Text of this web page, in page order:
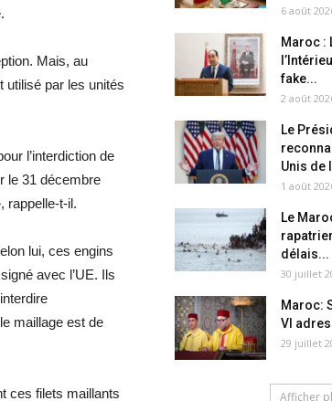
Mais, au
utilisé par les unités
l’interdiction de
le 31 décembre
rappelle-t-il.
lui, ces engins
avec l’UE. Ils
maillage est de
ces filets maillants
6 août
Maroc :
fake...
2 août
Le
Unis de
1 août
Le
délais...
30 juillet
Maroc:
VI
29 juillet
Afficher